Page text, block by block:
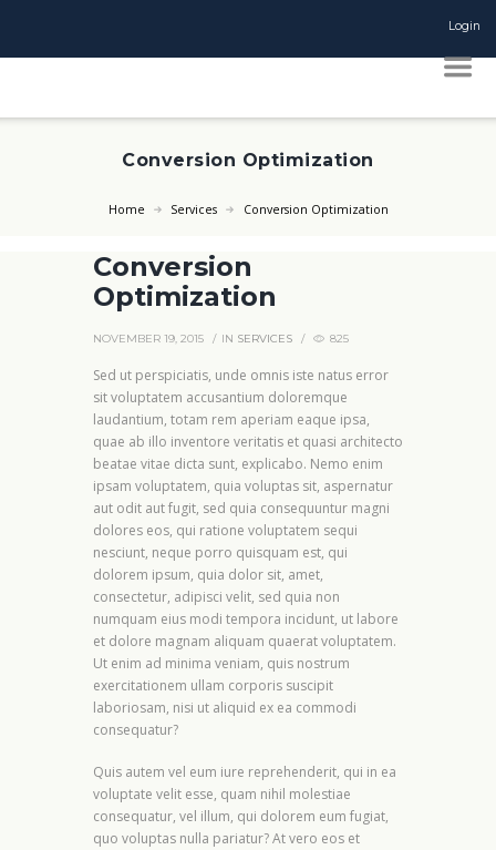
Login
Conversion Optimization
Home Services Conversion Optimization
Conversion
Optimization
NOVEMBER 19, 2015 IN SERVICES 825
Sed ut perspiciatis, unde omnis iste natus error
sit voluptatem accusantium doloremque
laudantium, totam rem aperiam eaque ipsa,
quae ab illo inventore veritatis et quasi architecto
beatae vitae dicta sunt, explicabo. Nemo enim
ipsam voluptatem, quia voluptas sit, aspernatur
aut odit aut fugit, sed quia consequuntur magni
dolores eos, qui ratione voluptatem sequi
nesciunt, neque porro quisquam est, qui
dolorem ipsum, quia dolor sit, amet,
consectetur, adipisci velit, sed quia non
numquam eius modi tempora incidunt, ut labore
et dolore magnam aliquam quaerat voluptatem.
Ut enim ad minima veniam, quis nostrum
exercitationem ullam corporis suscipit
laboriosam, nisi ut aliquid ex ea commodi
consequatur?
Quis autem vel eum iure reprehenderit, qui in ea
voluptate velit esse, quam nihil molestiae
consequatur, vel illum, qui dolorem eum fugiat,
quo voluptas nulla pariatur? At vero eos et